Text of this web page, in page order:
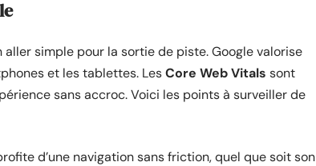
simple pour la sortie de piste. Google valorise
et les tablettes. LesCore Web Vitals sont
sans accroc. Voici les points à surveiller de
d’une navigation sans friction, quel que soit son